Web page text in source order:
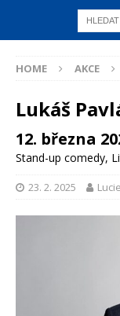
HOME AKCE
Lukáš
12. března
Stand-up comedy,
23. 2. 2025